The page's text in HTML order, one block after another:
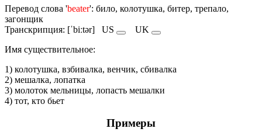
Перевод слова 'beater': било, колотушка, битер, трепало,
загонщик
Транскрипция: [ˈbiːtər] US
UK
Имя cуществительное:
1) колотушка, взбивалка, венчик, сбивалка
2) мешалка, лопатка
3) молоток мельницы, лопасть мешалки
4) тот, кто бьет
Примеры